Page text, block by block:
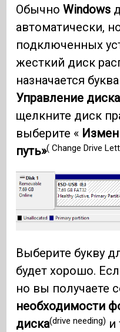
ОбычноWindows
автоматически,
подключенных
жесткий диск
назначается
Управление
щелкните диск
выберите «
путь»( Change Drive
Выберите букву
будет хорошо.
но вы получаете
необходимости
диска(drive needing) и